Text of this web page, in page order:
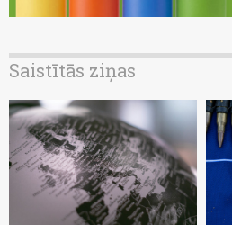
Saistītās ziņas